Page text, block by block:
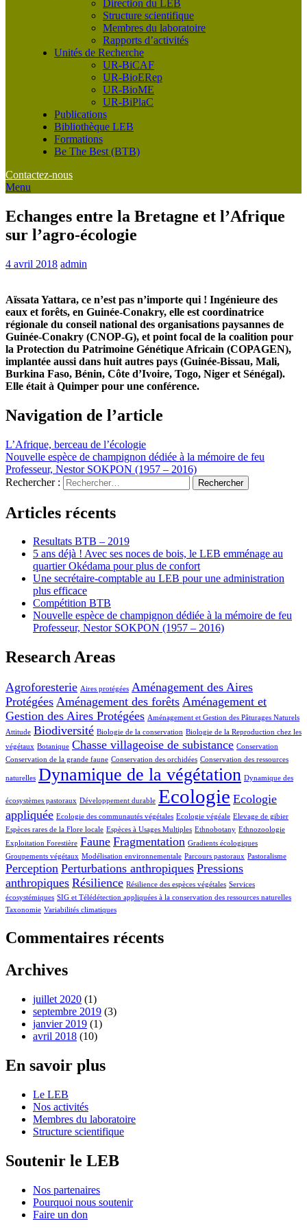
Direction du LEB
Structure scientifique
Membres du laboratoire
Rapports d’activités
Unités de Recherche
UR-BiCAF
UR-BioERep
UR-BioME
UR-BiPlaC
Publications
Bibliothèque LEB
Formations
Be The Best (BTB)
Contactez-nous
Menu
Echanges entre la Bretagne et l’Afrique
sur l’agro-écologie
4 avril 2018 admin
Aïssata Yattara, ce n’est pas n’importe qui ! Ingénieure des
eaux et forêts, en Guinée-Conakry, elle est coordinatrice
régionale du conseil national des organisations paysannes de
Guinée-Conakry (CNOP-G), et point focal de la coalition pour
la Protection du Patrimoine Génétique Africain (COPAGEN),
implantée aussi dans huit autres pays (Guinée-Bissau, Mali,
Burkina Faso, Bénin, Côte d’Ivoire, Togo, Niger et Sénégal).
Elle était à Quimper pour une conférence.
Navigation de l’article
L’Afrique, berceau de l’écologie
Nouvelle espèce de champignon dédiée à la mémoire de feu
Professeur, Nestor SOKPON (1957 – 2016)
Rechercher :
Articles récents
Resultats BTB – 2019
5 ans déjà ! Avec ses noces de bois, le LEB emménage au
quartier Okédama pour plus de confort
Une secrétaire-comptable au LEB pour une administration
plus efficace
Compétition BTB
Nouvelle espèce de champignon dédiée à la mémoire de feu
Professeur, Nestor SOKPON (1957 – 2016)
Research Areas
Agroforesterie Aires protégées Aménagement des Aires
Protégées Aménagement des forêts Aménagement et
Gestion des Aires Protégées Aménagement et Gestion des Pâturages Naturels
Attitude Biodiversité Biologie de la conservation Biologie de la Reproduction chez les
végétaux Botanique Chasse villageoise de subistance Conservation
Conservation de la grande faune Conservation des orchidées Conservation des ressources
naturelles Dynamique de la végétation Dynamique des
écosystèmes pastoraux Développement durable Ecologie Ecologie
appliquée Ecologie des communautés végétales Ecologie végéale Elevage de gibier
Espèces rares de la Flore locale Espèces à Usages Multiples Ethnobotany Ethnozoologie
Exploitation Forestière Faune Fragmentation Gradients écologiques
Groupements végétaux Modélisation environnementale Parcours pastoraux Pastoralisme
Perception Perturbations anthropiques Pressions
anthropiques Résilience Résilience des espèces végétales Services
écosystémiques SIG et Télédétection appliquées à la conservation des ressources naturelles
Taxonomie Variabilités climatiques
Commentaires récents
Archives
juillet 2020 (1)
septembre 2019 (3)
janvier 2019 (1)
avril 2018 (10)
En savoir plus
Le LEB
Nos activités
Membres du laboratoire
Structure scientifique
Soutenir le LEB
Nos partenaires
Pourquoi nous soutenir
Faire un don